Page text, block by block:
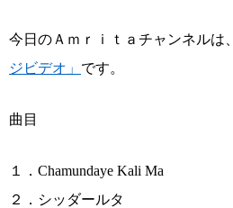
今日のＡｍｒｉｔａチャンネルは、
ジビデオ」 です。
曲目
１．Chamundaye Kali Ma
２．シッダールタ